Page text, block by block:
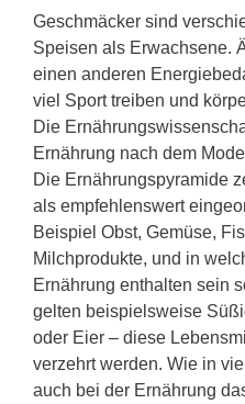
Geschmäcker sind
Speisen als Erwachsene.
einen anderen
viel Sport treiben und
Die
Ernährung nach dem
Die Ernährungspyramide
als empfehlenswert
Beispiel Obst, Gemüse,
Milchprodukte, und in
Ernährung enthalten sein
gelten beispielsweise
oder Eier – diese
verzehrt werden. Wie in
auch bei der Ernährung